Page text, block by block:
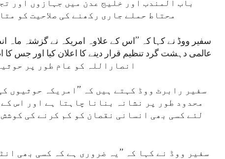
باب المندب اور خلیج عدن میں جہازوں اور
محتاط حملے جاری رکھنے کی صلاحیت کو
سفیر ووڈ نے کہا کہ ’’اس کے علاوہ امریکہ نے گزشتہ ماہ
انصاراللہ کو عام طور پر
سفیر رابرٹ ووڈ کہتے ہیں کہ ’’امریکہ حوثیوں
محدود طور پر نشانہ بنانا چاہتا ہے اور اس
لئے کسی بھی انسانی نقصان کو کم کرنے کی
سفیر ووڈ نے کہا کہ ’’یہ ضروری ہے کہ کسی بھی